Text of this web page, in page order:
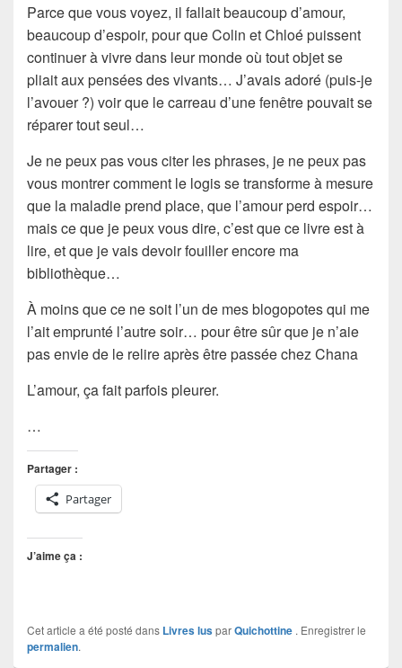
Parce que vous voyez, il fallait beaucoup d’amour,
beaucoup d’espoir, pour que Colin et Chloé puissent
continuer à vivre dans leur monde où tout objet se
pliait aux pensées des vivants… J’avais adoré (puis-je
l’avouer ?) voir que le carreau d’une fenêtre pouvait se
réparer tout seul…
Je ne peux pas vous citer les phrases, je ne peux pas
vous montrer comment le logis se transforme à mesure
que la maladie prend place, que l’amour perd espoir…
mais ce que je peux vous dire, c’est que ce livre est à
lire, et que je vais devoir fouiller encore ma
bibliothèque…
À moins que ce ne soit l’un de mes blogopotes qui me
l’ait emprunté l’autre soir… pour être sûr que je n’aie
pas envie de le relire après être passée chez Chana
L’amour, ça fait parfois pleurer.
…
Partager :
Partager
J’aime ça :
Cet article a été posté dans Livres lusparQuichottine . Enregistrer le
permalien.